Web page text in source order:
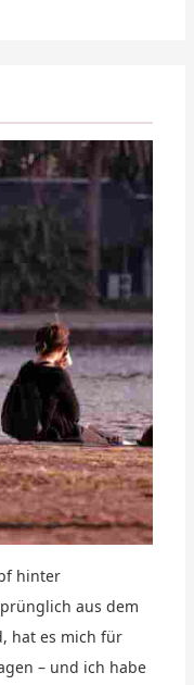
hinter
aus dem
hat es mich für
– und ich habe